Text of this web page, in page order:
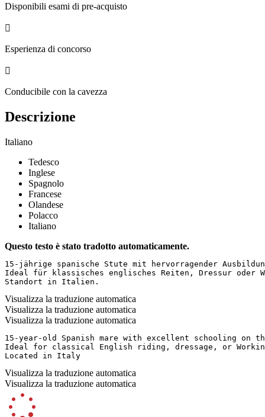
Disponibili esami di pre-acquisto

Esperienza di concorso

Conducibile con la cavezza
Descrizione
Italiano
Tedesco
Inglese
Spagnolo
Francese
Olandese
Polacco
Italiano
Questo testo è stato tradotto automaticamente.
15-jährige spanische Stute mit hervorragender
Ideal für klassisches englisches Reiten, Dressur
Standort in Italien.
Visualizza la traduzione automatica
Visualizza la traduzione automatica
Visualizza la traduzione automatica
15‑year‑old Spanish mare with excellent schooling
Ideal for classical English riding, dressage, or
Located in Italy
Visualizza la traduzione automatica
Visualizza la traduzione automatica